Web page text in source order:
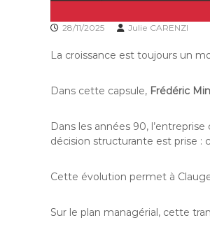
28/11/2025 Julie CARENZI
La croissance est toujours un
Dans cette capsule, Frédéric
Dans les années 90,
décision structurante est prise :
Cette évolution permet à
Sur le plan managérial, cette